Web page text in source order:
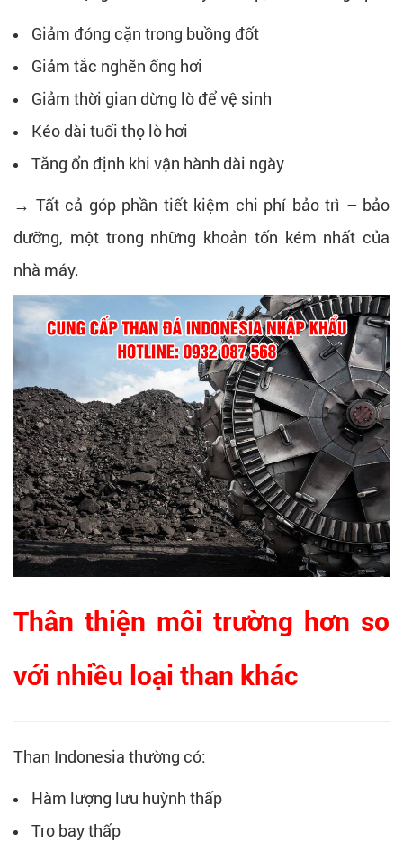
Giảm đóng cặn trong buồng đốt
Giảm tắc nghẽn ống hơi
Giảm thời gian dừng lò để vệ sinh
Kéo dài tuổi thọ lò hơi
Tăng ổn định khi vận hành dài ngày
→ Tất cả góp phần tiết kiệm chi phí bảo trì – bảo
dưỡng, một trong những khoản tốn kém nhất của
nhà máy.
Thân thiện môi trường hơn so
với nhiều loại than khác
Than Indonesia thường có:
Hàm lượng lưu huỳnh thấp
Tro bay thấp